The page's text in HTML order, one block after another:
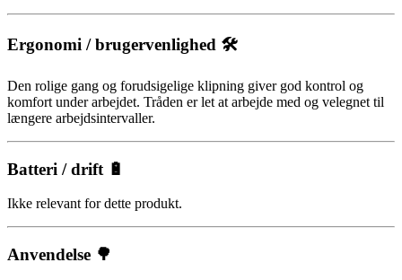
Ergonomi / brugervenlighed 🛠️
Den rolige gang og forudsigelige klipning giver god kontrol og
komfort under arbejdet. Tråden er let at arbejde med og velegnet til
længere arbejdsintervaller.
Batteri / drift 🔋
Ikke relevant for dette produkt.
Anvendelse 🌳